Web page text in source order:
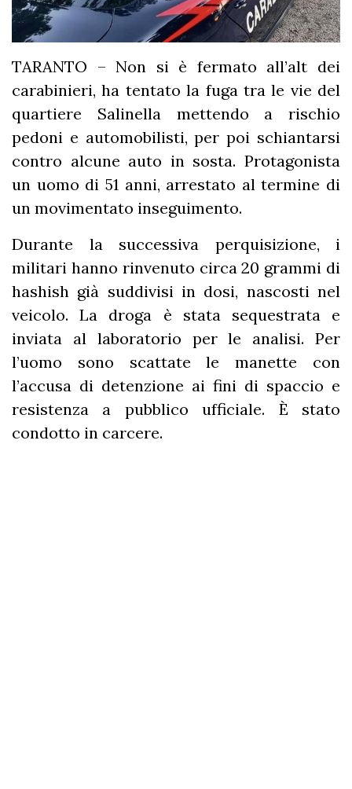
TARANTO – Non si è fermato all’alt dei
carabinieri, ha tentato la fuga tra le vie del
quartiere Salinella mettendo a rischio
pedoni e automobilisti, per poi schiantarsi
contro alcune auto in sosta. Protagonista
un uomo di 51 anni, arrestato al termine di
un movimentato inseguimento.
Durante la successiva perquisizione, i
militari hanno rinvenuto circa 20 grammi di
hashish già suddivisi in dosi, nascosti nel
veicolo. La droga è stata sequestrata e
inviata al laboratorio per le analisi. Per
l’uomo sono scattate le manette con
l’accusa di detenzione ai fini di spaccio e
resistenza a pubblico ufficiale. È stato
condotto in carcere.